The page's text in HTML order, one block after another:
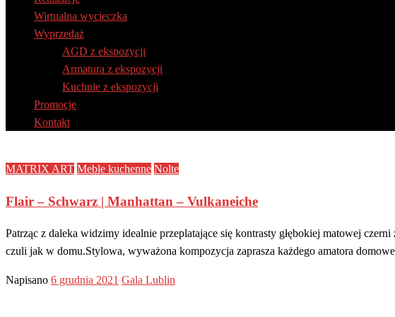
Wirtualna wycieczka
Wyprzedaż
AGD z ekspozycji
Armatura z ekspozycji
Kuchnie z ekspozycji
Promocje
Kontakt
MATRIX ART Meble kuchenne Nolte
Flair – Schwarz | Manhattan – Vulkaneiche
Patrząc z daleka widzimy idealnie przeplatające się kontrasty głębokiej matowej
czuli jak w domu.Stylowa, wyważona kompozycja zaprasza każdego amatora
Napisano 6 grudnia 2021 Gala Lublin